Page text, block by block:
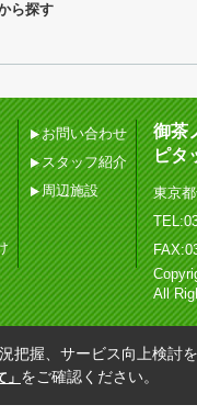
ら探す
お問い合わせ
スタッフ紹介
周辺施設
御茶
ピタ
東京
All
把握、サービス向上検討
をご確認ください。